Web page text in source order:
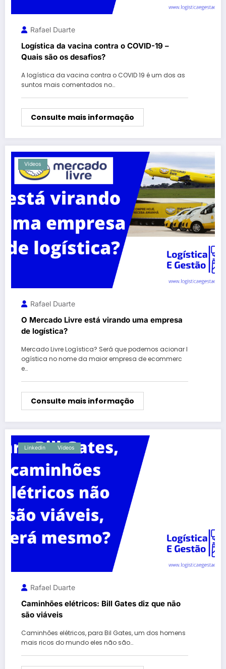
Rafael Duarte
Logística da vacina contra o COVID-19 –
Quais são os desafios?
A logística da vacina contra o COVID 19 é um dos as
suntos mais comentados no…
Consulte mais informação
Vídeos
Rafael Duarte
O Mercado Livre está virando uma empresa
de logística?
Mercado Livre Logística? Será que podemos acionar l
ogística no nome da maior empresa de ecommerc
e…
Consulte mais informação
Linkedin Vídeos
Rafael Duarte
Caminhões elétricos: Bill Gates diz que não
são viáveis
Caminhões elétricos, para Bil Gates, um dos homens
mais ricos do mundo eles não são…